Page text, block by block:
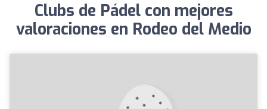
Clubs de Pádel con mejores
valoraciones en Rodeo del Medio